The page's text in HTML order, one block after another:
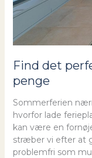
Find det
penge
Sommerferien
hvorfor lade
kan være en
stræber vi efter at
problemfri som